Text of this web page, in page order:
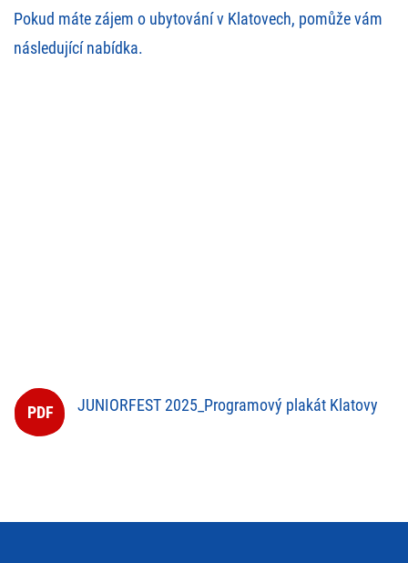
Pokud máte zájem o ubytování v Klatovech, pomůže vám
následující nabídka.
JUNIORFEST 2025_Programový plakát Klatovy